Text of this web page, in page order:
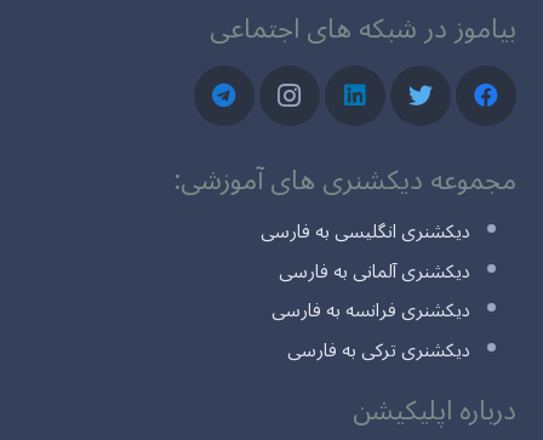
بیاموز در شبکه های اجتماعی
مجموعه دیکشنری های آموزشی:
دیکشنری انگلیسی به فارسی
دیکشنری آلمانی به فارسی
دیکشنری فرانسه به فارسی
دیکشنری ترکی به فارسی
درباره اپلیکیشن